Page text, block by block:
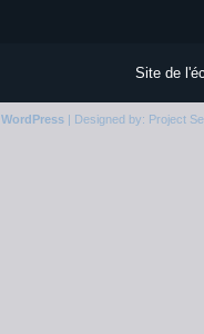
Site de
WordPress| Designed by: Project